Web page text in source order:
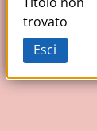
trovato
Esci